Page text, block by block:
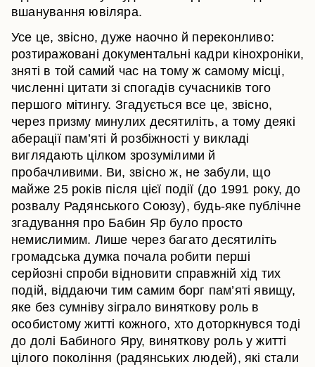
вшанування ювіляра.
Усе це, звісно, дуже наочно й переконливо:
розтиражовані документальні кадри кінохроніки,
зняті в той самий час на тому ж самому місці,
численні цитати зі спогадів сучасників того
першого мітингу. Згадується все це, звісно,
через призму минулих десятиліть, а тому деякі
аберації пам’яті й розбіжності у викладі
виглядають цілком зрозумілими й
пробачливими. Ви, звісно ж, не забули, що
майже 25 років після цієї події (до 1991 року, до
розвалу Радянського Союзу), будь-яке публічне
згадування про Бабин Яр було просто
немислимим. Лише через багато десятиліть
громадська думка почала робити перші
серйозні спроби відновити справжній хід тих
подій, віддаючи тим самим борг пам’яті явищу,
яке без сумніву зіграло виняткову роль в
особистому житті кожного, хто доторкнувся тоді
до долі Бабиного Яру, виняткову роль у житті
цілого покоління (радянських людей), які стали